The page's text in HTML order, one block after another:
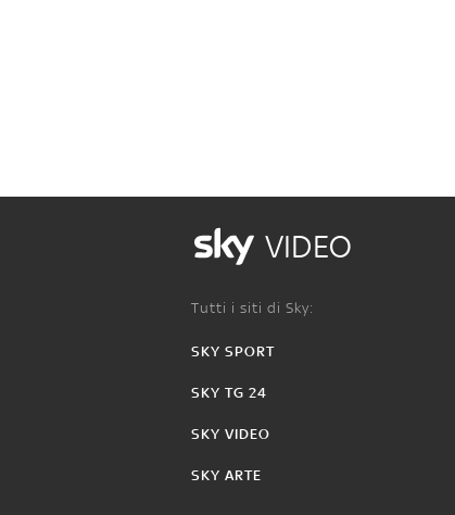
VIDEO
Tutti i siti di Sky:
SKY SPORT
SKY TG 24
SKY VIDEO
SKY ARTE